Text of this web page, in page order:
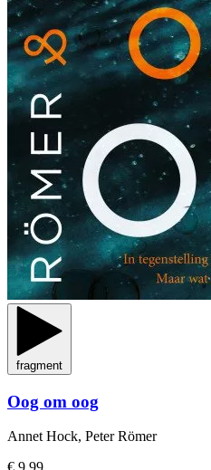
fragment
Oog om oog
Annet Hock, Peter Römer